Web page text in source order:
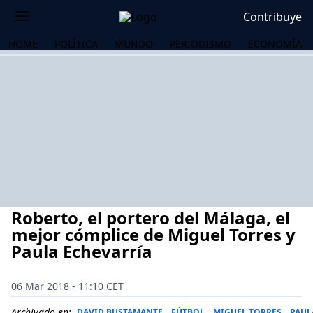
Contribuye
HOME POLÍTICA MUNDO PERIODISMO ECONOMÍA
Roberto, el portero del Málaga, el
mejor cómplice de Miguel Torres y
Paula Echevarría
06 Mar 2018 - 11:10 CET